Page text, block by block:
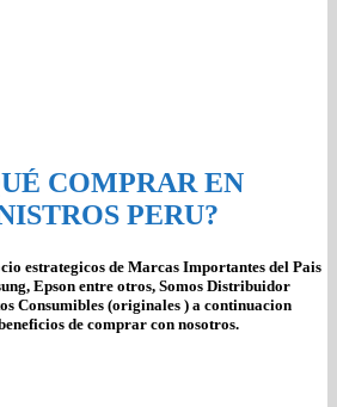
COMPRAR EN
PERU?
estrategicos de Marcas Importantes del Pais
Epson entre otros, Somos Distribuidor
Consumibles (originales ) a continuacion
de comprar con nosotros.